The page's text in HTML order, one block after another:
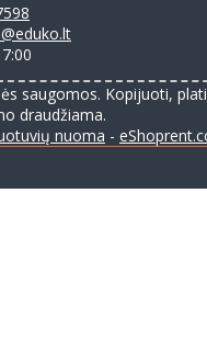
saugomos. Kopijuoti,
draudžiama.
nuoma -